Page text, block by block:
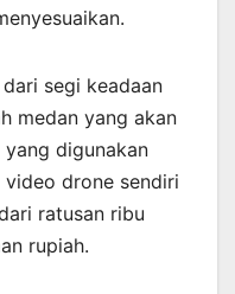
segi keadaan
medan yang akan
digunakan
drone sendiri
ratusan ribu
rupiah.